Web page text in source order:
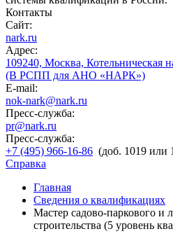
Контакты
Сайт:
nark.ru
Адрес:
109240, Москва, Котельническая
(В РСПП для АНО «НАРК»)
E-mail:
nok-nark@nark.ru
Пресс-служба:
pr@nark.ru
Пресс-служба:
+7 (495) 966-16-86 (доб. 1019 или
Справка
Главная
Сведения о квалификациях
Мастер садово-паркового и
строительства (5 уровень